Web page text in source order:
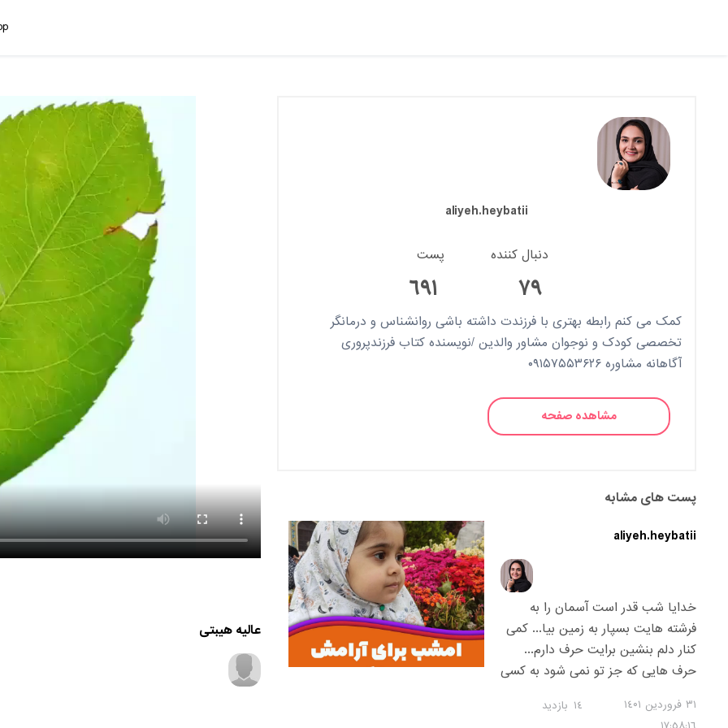
aliyeh.heybatii
دنبال کننده
٧٩
پست
٦٩١
کمک می کنم رابطه بهتری با فرزندت داشته باشی روانشناس و درمانگر
تخصصی کودک و نوجوان مشاور والدین /نویسنده کتاب فرزندپروری
آگاهانه مشاوره ۰۹۱۵۷۵۵۳۶۲۶
مشاهده صفحه
پست های مشابه
aliyeh.heybatii
خدایا شب قدر است آسمان را به
فرشته هایت بسپار به زمین بیا... کمی
کنار دلم بنشین برایت حرف دارم...
حرف هایی که جز تو نمی شود به کسی
جوشن کبیرت و به حرمت حقانیت
٣١ فروردین ١٤۰١
١٤ بازدید
عالیه هیبتی